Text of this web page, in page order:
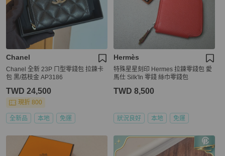
Chanel
Chanel 全新 23P ㄇ型零錢包 拉鍊卡
包 黑/荔枝金 AP3186
TWD 24,500
現折 800
全新品 本地 免運
Hermès
特殊星星刻印 Hermes 拉鍊零錢包 愛
馬仕 Silk'In 零錢 絲巾零錢包
TWD 8,500
狀況良好 本地 免運